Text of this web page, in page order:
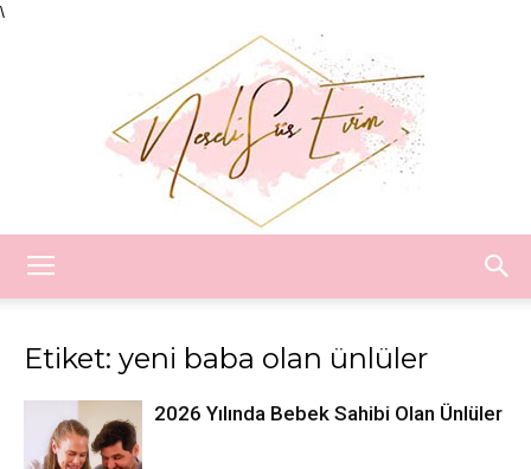
\
Etiket: yeni baba olan ünlüler
2026 Yılında Bebek Sahibi Olan Ünlüler